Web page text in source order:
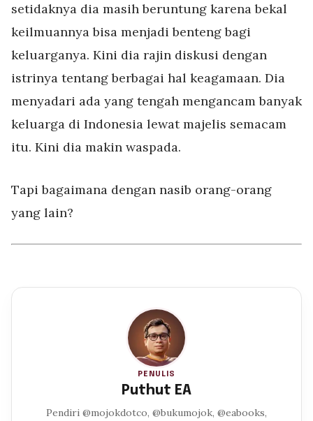
setidaknya dia masih beruntung karena bekal
keilmuannya bisa menjadi benteng bagi
keluarganya. Kini dia rajin diskusi dengan
istrinya tentang berbagai hal keagamaan. Dia
menyadari ada yang tengah mengancam banyak
keluarga di Indonesia lewat majelis semacam
itu. Kini dia makin waspada.
Tapi bagaimana dengan nasib orang-orang
yang lain?
PENULIS
Puthut EA
Pendiri @mojokdotco, @bukumojok, @eabooks,